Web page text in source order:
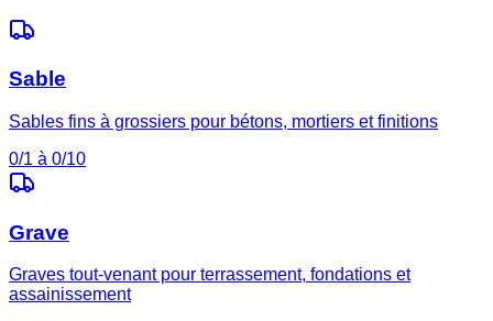
Sable
Sables fins à grossiers pour bétons, mortiers et finitions
0/1 à 0/10
Grave
Graves tout-venant pour terrassement, fondations et
assainissement